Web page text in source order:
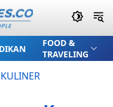
FOOD &
TRAVELING
KULINER